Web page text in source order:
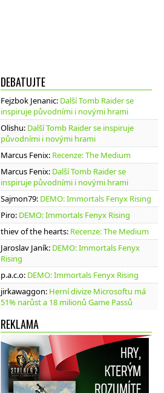
DEBATUJTE
Fejzbok Jenanic: Další Tomb Raider se
inspiruje původními i novými hrami
Olishu: Další Tomb Raider se inspiruje
původními i novými hrami
Marcus Fenix: Recenze: The Medium
Marcus Fenix: Další Tomb Raider se
inspiruje původními i novými hrami
Sajmon79: DEMO: Immortals Fenyx Rising
Piro: DEMO: Immortals Fenyx Rising
thiev of the hearts: Recenze: The Medium
Jaroslav Janík: DEMO: Immortals Fenyx
Rising
p.a.c.o: DEMO: Immortals Fenyx Rising
jirkawaggon: Herní divize Microsoftu má
51% narůst a 18 milionů Game Passů
REKLAMA